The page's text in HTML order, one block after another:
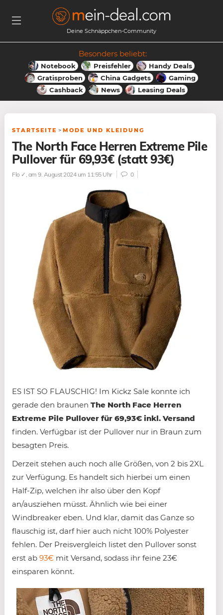
Deine Schnäppchen-Community
Besonders beliebt:
Notebook Preisfehler
Handy Deals
Gratisproben
China Gadgets
Gaming
Cashback
News Leasing Deals
STARTSEITE > MODE UND KLEIDUNG
The North Face Herren Extreme Pile
Pullover für 69,93€ (statt 93€)
Flo ✓ , am 9. August 2024 um 11:55 Uhr 0
ES IST SO FLAUSCHIG! Im Kickz Sale konnte ich
gerade den braunen The North Face Herren
Extreme Pile Pullover für 69,93€ inkl. Versand
finden. Verfügbar ist der Pullover nur in Braun zum
besagten Preis.
Derzeit stehen auch noch alle Größen, von 2 bis 2XL
zur Verfügung. Es handelt sich hierbei um einen
Half-Zip, welchen ihr also über den Kopf
an/ausziehen müsst. Ähnlich wie bei einer
Windbreaker eben. Und klar, damit das Ganze so
flauschig ist, darf hier auch nicht 100% Polyester
fehlen. Der Preisvergleich listet den Pullover sonst
erst ab 93€ mit Versand, sodass ihr feine 23€
einsparen könnt.